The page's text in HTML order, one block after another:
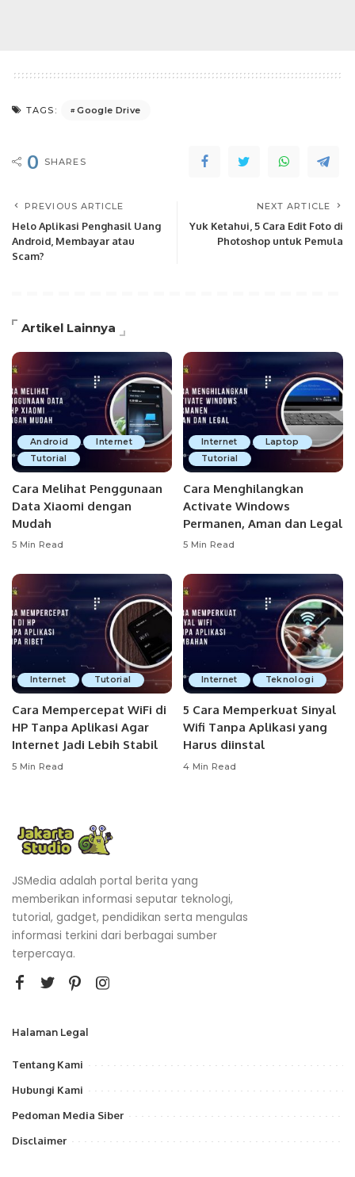
TAGS: Google Drive
0 SHARES
PREVIOUS ARTICLE
Helo Aplikasi Penghasil Uang
Android, Membayar atau
Scam?
NEXT ARTICLE
Yuk Ketahui, 5 Cara Edit Foto di
Photoshop untuk Pemula
Artikel Lainnya
Android
Internet
Tutorial
Cara Melihat Penggunaan
Data Xiaomi dengan
Mudah
5 Min Read
Internet
Laptop
Tutorial
Cara Menghilangkan
Activate Windows
Permanen, Aman dan Legal
5 Min Read
Internet Tutorial
Cara Mempercepat WiFi di
HP Tanpa Aplikasi Agar
Internet Jadi Lebih Stabil
5 Min Read
Internet Teknologi
5 Cara Memperkuat Sinyal
Wifi Tanpa Aplikasi yang
Harus diinstal
4 Min Read
JSMedia adalah portal berita yang
memberikan informasi seputar teknologi,
tutorial, gadget, pendidikan serta mengulas
informasi terkini dari berbagai sumber
terpercaya.
Halaman Legal
Tentang Kami
Hubungi Kami
Pedoman Media Siber
Disclaimer